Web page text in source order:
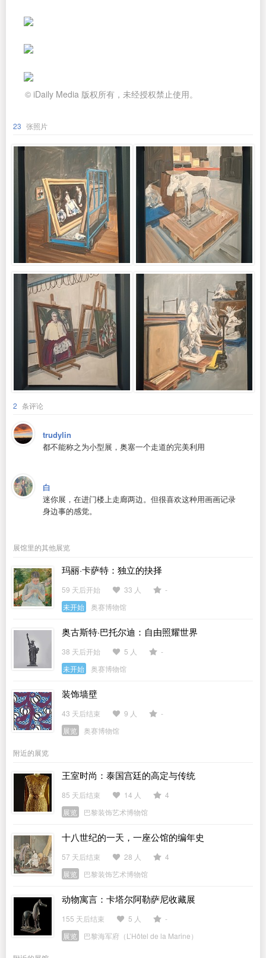
© iDaily Media 版权所有，未经授权禁止使用。
23 张照片
2 条评论
trudylin
都不能称之为小型展，奥塞一个走道的完美利用
白
迷你展，在进门楼上走廊两边。但很喜欢这种用画画记录
身边事的感觉。
展馆里的其他展览
玛丽·卡萨特：独立的抉择
59 天后开始 33 人
-
未开始
奥赛博物馆
奥古斯特·巴托尔迪：自由照耀世界
38 天后开始 5 人
-
未开始
奥赛博物馆
装饰墙壁
43 天后结束 9 人
-
展览
奥赛博物馆
附近的展览
王室时尚：泰国宫廷的高定与传统
85 天后结束 14 人
4
展览
巴黎装饰艺术博物馆
十八世纪的一天，一座公馆的编年史
57 天后结束 28 人
4
展览
巴黎装饰艺术博物馆
动物寓言：卡塔尔阿勒萨尼收藏展
155 天后结束 5 人
-
展览
巴黎海军府（L’Hôtel de la Marine）